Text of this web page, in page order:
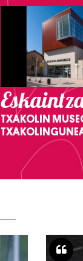
TXAKOLIN